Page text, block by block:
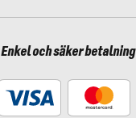
Enkel och säker betalning